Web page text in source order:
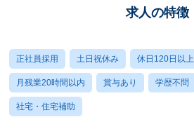
求人の特徴
正社員採用 土日祝休み 休日120日以上
月残業20時間以内 賞与あり 学歴不問
社宅・住宅補助